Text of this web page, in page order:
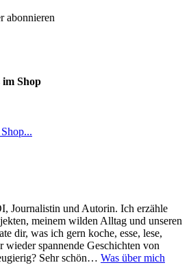
abonnieren
Shop
und Autorin. Ich erzähle
meinem wilden Alltag und unseren
dir, was ich gern koche, esse, lese,
wieder spannende Geschichten von
Sehr schön… Was über mich